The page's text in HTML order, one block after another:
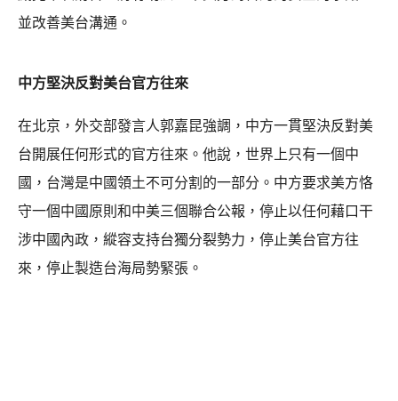
並改善美台溝通。
中方堅決反對美台官方往來
在北京，外交部發言人郭嘉昆強調，中方一貫堅決反對美
台開展任何形式的官方往來。他說，世界上只有一個中
國，台灣是中國領土不可分割的一部分。中方要求美方恪
守一個中國原則和中美三個聯合公報，停止以任何藉口干
涉中國內政，縱容支持台獨分裂勢力，停止美台官方往
來，停止製造台海局勢緊張。